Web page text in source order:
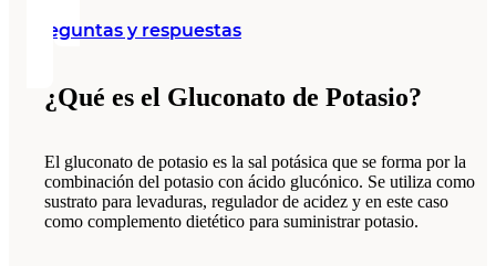
Preguntas y respuestas
¿Qué es el Gluconato de Potasio?
El gluconato de potasio es la sal potásica que se forma por la
combinación del potasio con ácido glucónico. Se utiliza como
sustrato para levaduras, regulador de acidez y en este caso
como complemento dietético para suministrar potasio.